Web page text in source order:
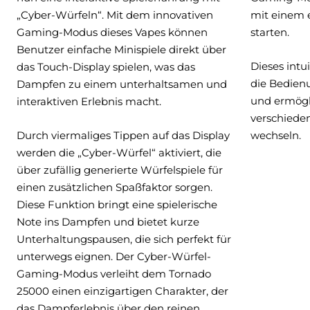
„Cyber-Würfeln“. Mit dem innovativen
Gaming-Modus dieses Vapes können
Benutzer einfache Minispiele direkt über
das Touch-Display spielen, was das
Dampfen zu einem unterhaltsamen und
interaktiven Erlebnis macht.
Durch viermaliges Tippen auf das Display
werden die „Cyber-Würfel“ aktiviert, die
über zufällig generierte Würfelspiele für
einen zusätzlichen Spaßfaktor sorgen.
Diese Funktion bringt eine spielerische
Note ins Dampfen und bietet kurze
Unterhaltungspausen, die sich perfekt für
unterwegs eignen. Der Cyber-Würfel-
Gaming-Modus verleiht dem Tornado
25000 einen einzigartigen Charakter, der
mit einem
starten.
Dieses
die
und
wechseln.